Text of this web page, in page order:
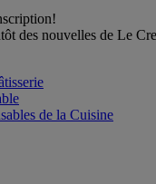
des nouvelles de Le
de la Cuisine